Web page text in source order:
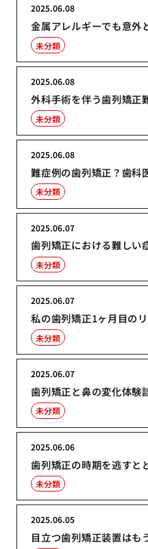
金属アレルギーでも意外
2025.06.08
未分類
外科手術を伴う歯列矯正
2025.06.08
未分類
難症例の歯列矯正？歯科
2025.06.08
未分類
歯列矯正における難しい
2025.06.07
未分類
私の歯列矯正1ヶ月目の
2025.06.07
未分類
歯列矯正と鼻の変化体験
2025.06.07
未分類
歯列矯正の時期を逃すと
2025.06.06
未分類
目立つ歯列矯正装置はも
2025.06.05